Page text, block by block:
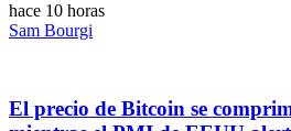
hace 10 horas
Sam Bourgi
El precio de Bitcoin se